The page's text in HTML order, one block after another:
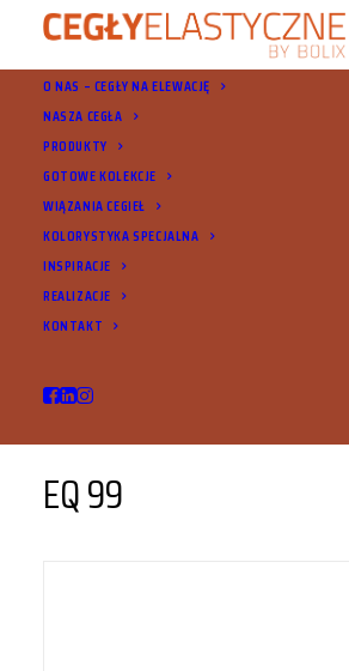
O NAS – CEGŁY NA ELEWACJĘ
NASZA CEGŁA
PRODUKTY
GOTOWE KOLEKCJE
WIĄZANIA CEGIEŁ
KOLORYSTYKA SPECJALNA
INSPIRACJE
REALIZACJE
KONTAKT
EQ 99